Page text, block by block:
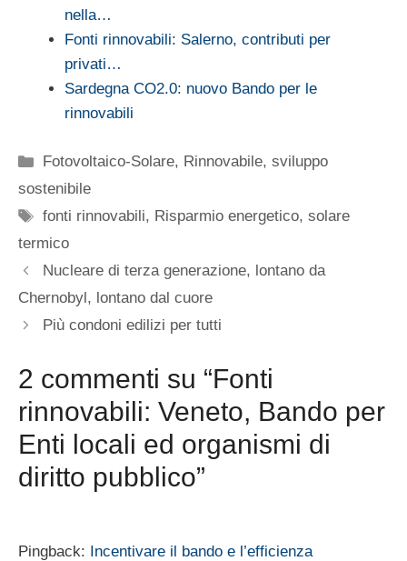
nella…
Fonti rinnovabili: Salerno, contributi per
privati…
Sardegna CO2.0: nuovo Bando per le
rinnovabili
Categorie
Fotovoltaico-Solare, Rinnovabile,sviluppo
sostenibile
Tag
fonti rinnovabili, Risparmio energetico,solare
termico
Nucleare di terza generazione, lontano da
Chernobyl, lontano dal cuore
Più condoni edilizi per tutti
2 commenti su “Fonti
rinnovabili: Veneto, Bando per
Enti locali ed organismi di
diritto pubblico”
Pingback: Incentivare il bando e l’efficienza